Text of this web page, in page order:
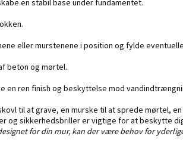
en stabil base under fundamentet.
eller murstenene i position og fylde
beton og mørtel.
en ren finish og beskyttelse mod
til at grave, en murske til at sprede mørtel,
og sikkerhedsbriller er vigtige for at beskytte
for din mur, kan der være behov for